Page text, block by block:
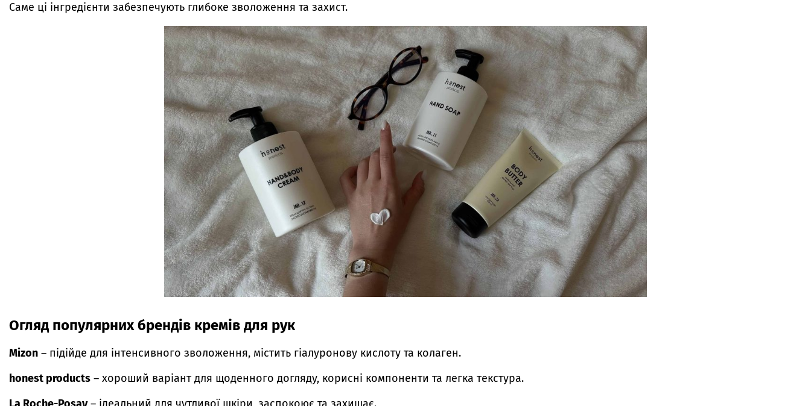
Саме ці інгредієнти забезпечують глибоке зволоження та захист.
Огляд популярних брендів кремів для рук
Mizon – підійде для інтенсивного зволоження, містить гіалуронову кислоту та колаген.
honest products – хороший варіант для щоденного догляду, корисні компоненти та легка текстура.